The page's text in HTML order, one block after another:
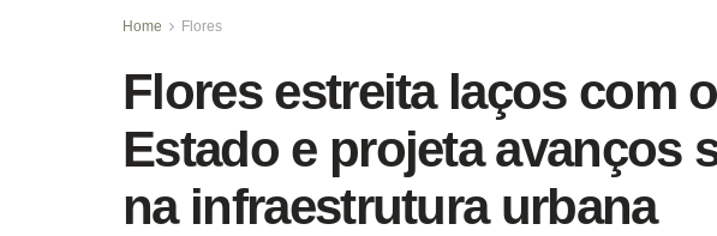
Home Flores
Flores estreita laços com
Estado e projeta avanços
na infraestrutura urbana